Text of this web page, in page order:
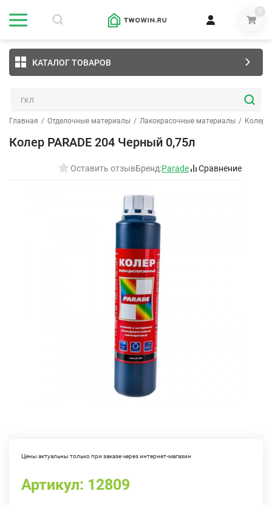
0
КАТАЛОГ ТОВАРОВ
Главная / Отделочные материалы / Лакокрасочные материалы / Колеры
Колер PARADE 204 Черный 0,75л
Оставить отзывБренд:Parade Сравнение
Цены актуальны только при заказе через интернет-магазин
Артикул: 12809